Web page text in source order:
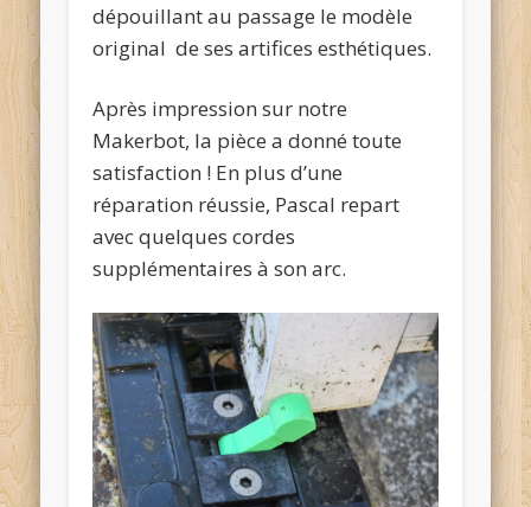
dépouillant au passage le modèle
original de ses artifices esthétiques.
Après impression sur notre
Makerbot, la pièce a donné toute
satisfaction ! En plus d’une
réparation réussie, Pascal repart
avec quelques cordes
supplémentaires à son arc.